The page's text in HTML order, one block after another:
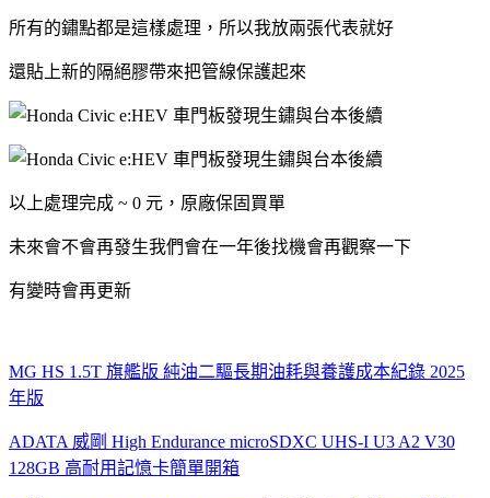
所有的鏽點都是這樣處理，所以我放兩張代表就好
還貼上新的隔絕膠帶來把管線保護起來
以上處理完成 ~ 0 元，原廠保固買單
未來會不會再發生我們會在一年後找機會再觀察一下
有變時會再更新
MG HS 1.5T 旗艦版 純油二驅長期油耗與養護成本紀錄 2025
年版
ADATA 威剛 High Endurance microSDXC UHS-I U3 A2 V30
128GB 高耐用記憶卡簡單開箱